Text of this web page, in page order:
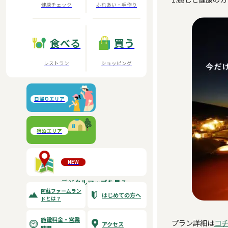
健康チェック ふれあい・手作り
食べる
レストラン
買う
ショッピング
日帰りエリア
阿蘇元気の森
宿泊エリア
大自然阿蘇健康の森
NEW
デジタルマップを見る
阿蘇ファームラン
ドとは？
はじめての方へ
施設料金・営業
アクセス プラン詳細はコ